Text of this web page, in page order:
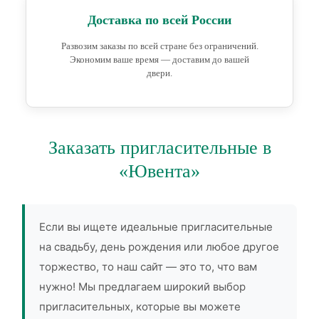
Доставка по всей России
Развозим заказы по всей стране без ограничений.
Экономим ваше время — доставим до вашей
двери.
Заказать пригласительные в
«Ювента»
Если вы ищете идеальные пригласительные
на свадьбу, день рождения или любое другое
торжество, то наш сайт — это то, что вам
нужно! Мы предлагаем широкий выбор
пригласительных, которые вы можете